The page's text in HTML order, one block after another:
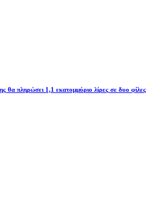
θα πληρώσει 1,1 εκατομμύριο λίρες σε δυο φίλες